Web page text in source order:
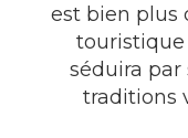
est bien plus
touristique
séduira par
traditions